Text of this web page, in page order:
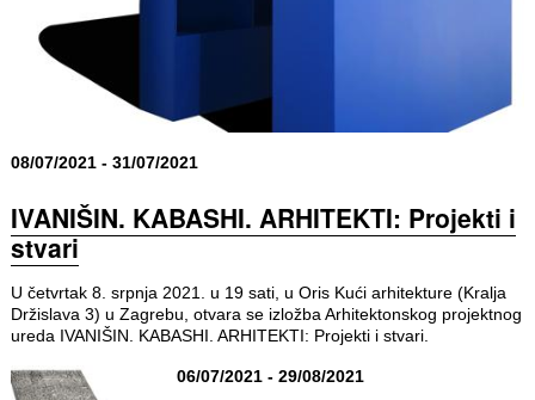
08/07/2021 - 31/07/2021
IVANIŠIN. KABASHI. ARHITEKTI: Projekti i
stvari
U četvrtak 8. srpnja 2021. u 19 sati, u Oris Kući arhitekture (Kralja
Držislava 3) u Zagrebu, otvara se izložba Arhitektonskog projektnog
ureda IVANIŠIN. KABASHI. ARHITEKTI: Projekti i stvari.
06/07/2021 - 29/08/2021